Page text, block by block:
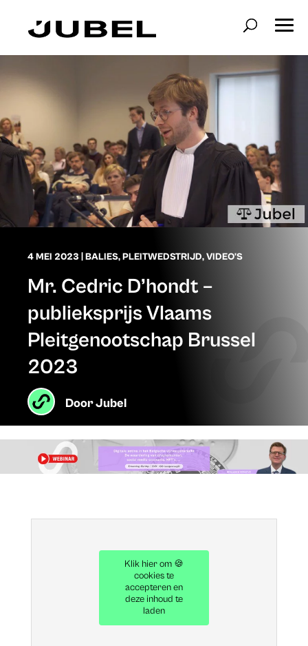
4 MEI 2023 BALIES,PLEITWEDSTRIJD,VIDEO'S
Mr. Cedric D’hondt –
publieksprijs Vlaams
Pleitgenootschap Brussel
2023
DoorJubel
Klik hier om 🍪
cookies te
accepteren en
deze inhoud te
laden